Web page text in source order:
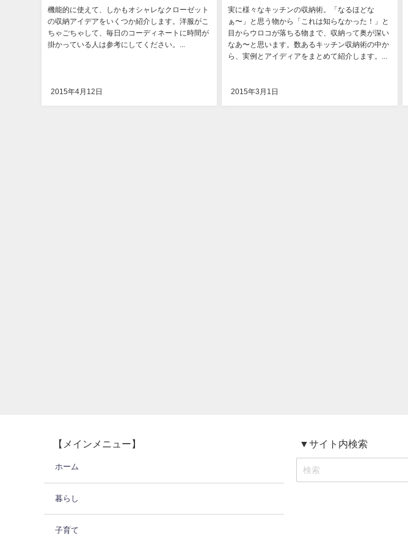
機能的に使えて、しかもオシャレなクローゼット
の収納アイデアをいくつか紹介します。洋服がこ
ちゃごちゃして、毎日のコーディネートに時間が
掛かっている人は参考にしてください。...
2015年4月12日
実に様々なキッチンの収納術。「なるほどな
ぁ〜」と思う物から「これは知らなかった！」と
目からウロコが落ちる物まで、収納って奥が深い
なあ〜と思います。数あるキッチン収納術の中か
ら、実例とアイディアをまとめて紹介します。...
2015年3月1日
【メインメニュー】
ホーム
暮らし
子育て
▼サイト内検索